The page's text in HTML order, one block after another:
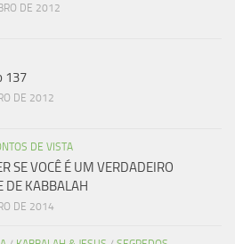
DE 2012
137
DE 2012
DE VISTA
SE VOCÊ É UM VERDADEIRO
DE KABBALAH
DE 2014